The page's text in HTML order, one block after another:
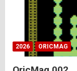
2026 ORICMAG